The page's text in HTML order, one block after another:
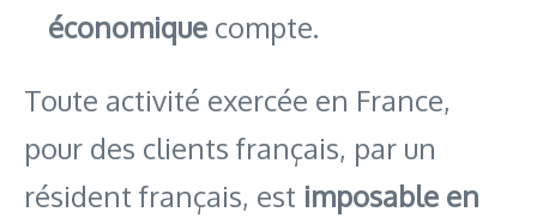
économique compte.
Toute activité exercée en France,
pour des clients français, par un
résident français, est imposable en